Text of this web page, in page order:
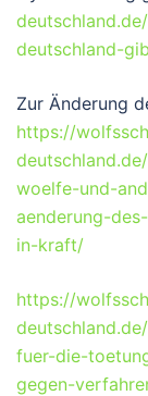
deutschland-
Zur Änderung
https://
woelfe-und-
aenderung-
in-kraft/
https://
fuer-die-
gegen-